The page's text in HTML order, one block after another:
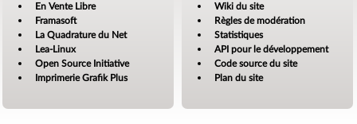
En Vente Libre
Framasoft
La Quadrature du Net
Lea-Linux
Open Source Initiative
Imprimerie Grafik Plus
Wiki du site
Règles de modération
Statistiques
API pour le développement
Code source du site
Plan du site